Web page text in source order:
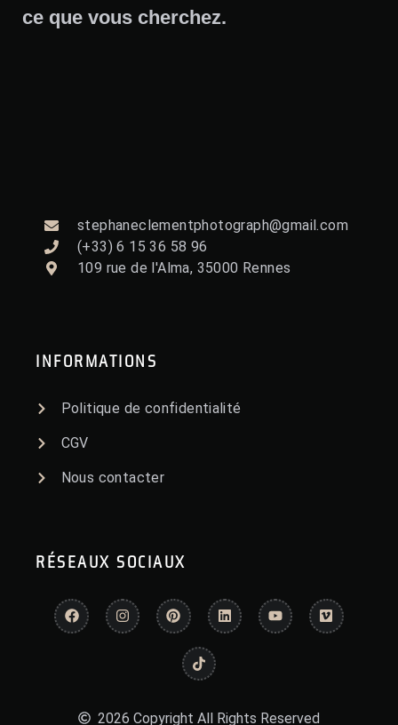
ce que vous cherchez.
stephaneclementphotograph@gmail.com
(+33) 6 15 36 58 96
109 rue de l'Alma, 35000 Rennes
INFORMATIONS
Politique de confidentialité
CGV
Nous contacter
RÉSEAUX SOCIAUX
2026 Copyright All Rights Reserved